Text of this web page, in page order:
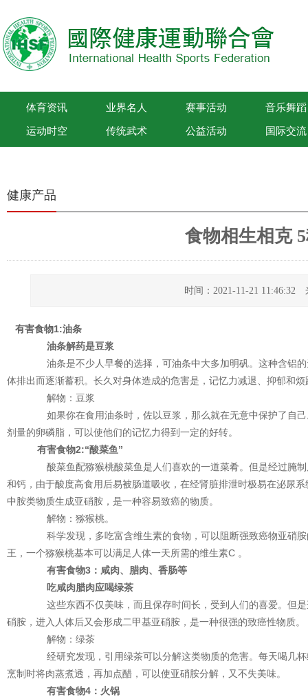
体育资讯 业界名人 赛事活动 音乐舞蹈
运动时空 传统武术 公益活动 国际交流
健康产品
食物相生相克
时间：2021-11-21
有害食物1:油条
油条解药是豆浆
油条是不少人早餐的选择，可油条中大多加明矾。这种含铝的
体排出而逐渐蓄积。长久对身体造成的危害是，记忆力减退、抑郁和
解物：豆浆
如果你在食用油条时，佐以豆浆，那么就在无意中保护了自己
剂量的卵磷脂，可以使他们的记忆力得到一定的好转。
有害食物2:“酸菜鱼”
酸菜鱼配猕猴桃酸菜鱼是人们喜欢的一道菜肴。但是经过腌制
和钙，由于酸度高食用后易被肠道吸收，在经肾脏排泄时极易在泌尿
中胺类物质生成亚硝胺，是一种容易致癌的物质。
解物：猕猴桃。
科学发现，多吃富含维生素的食物，可以阻断强致癌物亚硝胺
王，一个猕猴桃基本可以满足人体一天所需的维生素C 。
有害食物3：咸肉、腊肉、香肠等
吃咸肉腊肉应喝绿茶
这些东西不仅美味，而且保存时间长，受到人们的喜爱。但是
硝胺，进入人体后又会形成二甲基亚硝胺，是一种很强的致癌性物质。
解物：绿茶
经研究发现，引用绿茶可以分解这类物质的危害。每天喝几杯
烹制时将肉蒸煮透，再加点醋，可以使亚硝胺分解，又不失美味。
有害食物4：火锅